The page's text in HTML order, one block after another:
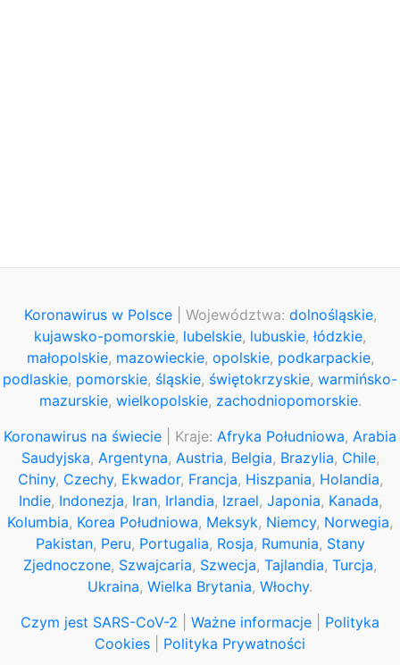
Koronawirus w Polsce| Województwa: dolnośląskie,
kujawsko-pomorskie, lubelskie, lubuskie, łódzkie,
małopolskie, mazowieckie, opolskie, podkarpackie,
podlaskie, pomorskie, śląskie, świętokrzyskie, warmińsko-
mazurskie, wielkopolskie, zachodniopomorskie.
Koronawirus na świecie | Kraje: Afryka Południowa, Arabia
Saudyjska, Argentyna, Austria, Belgia, Brazylia, Chile,
Chiny, Czechy, Ekwador, Francja, Hiszpania, Holandia,
Indie, Indonezja, Iran, Irlandia, Izrael, Japonia, Kanada,
Kolumbia, Korea Południowa, Meksyk, Niemcy, Norwegia,
Pakistan, Peru, Portugalia, Rosja, Rumunia, Stany
Zjednoczone, Szwajcaria, Szwecja, Tajlandia, Turcja,
Ukraina, Wielka Brytania, Włochy.
Czym jest SARS-CoV-2
Ważne informacje
Polityka
Cookies
Polityka Prywatności